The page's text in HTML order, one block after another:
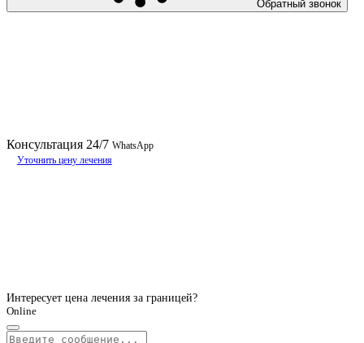
Обратный звонок
Консультация 24/7 WhatsApp
Уточнить цену лечения
Интересует цена лечения за границей?
Online